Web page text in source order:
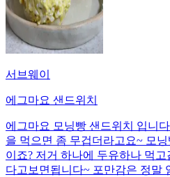
서브웨이
에그마요 샌드위치
에그마요 모닝빵 샌드위치 입니
을 먹으면 좀 무겁더라고요~ 모
이죠? 저거 하나에 두유하나 먹
다고보면됩니다~ 포만감은 정말